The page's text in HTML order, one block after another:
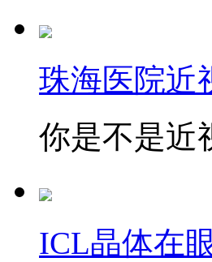
珠海医院近
你是不是近
ICL晶体在